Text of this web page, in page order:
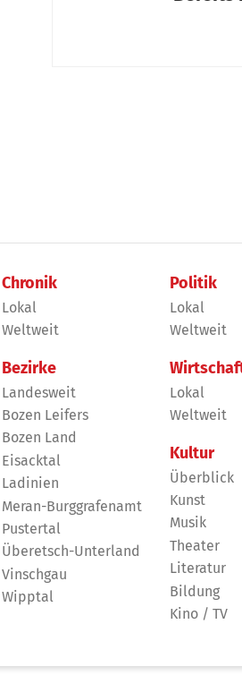
Chronik
Lokal
Weltweit
Bezirke
Landesweit
Bozen Leifers
Bozen Land
Eisacktal
Ladinien
Meran-Burggrafenamt
Pustertal
Überetsch-Unterland
Vinschgau
Wipptal
Politik
Lokal
Weltweit
Lokal
Weltweit
Kultur
Überblick
Kunst
Musik
Theater
Literatur
Bildung
Kino / TV